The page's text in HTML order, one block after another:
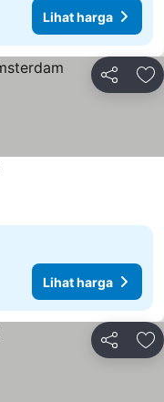
Lihat harga
Bagikan
Lihat harga
Bagikan